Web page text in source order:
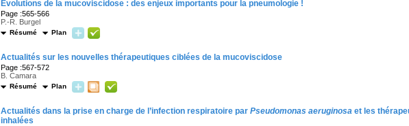
Évolutions de la mucoviscidose : des enjeux importants pour la pneumologie !
Page :565-566
P.-R. Burgel
Résumé Plan
Actualités sur les nouvelles thérapeutiques ciblées de la mucoviscidose
Page :567-572
B. Camara
Résumé Plan
Actualités dans la prise en charge de l’infection respiratoire par Pseudomonas aeruginosa et les
inhalées